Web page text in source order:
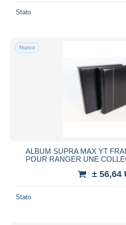
Stato
Nuovo
ALBUM SUPRA MAX YT
POUR RANGER UNE
± 56,64
Stato